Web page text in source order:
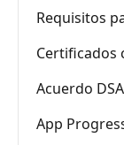
Requisitos
Certificados
Acuerdo
App